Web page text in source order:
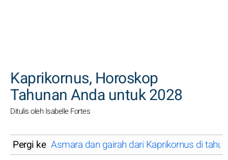
Kaprikornus, Horoskop
Tahunan Anda untuk 2028
Ditulis oleh Isabelle Fortes
Pergi ke Asmara dan gairah dari Kaprikornus di